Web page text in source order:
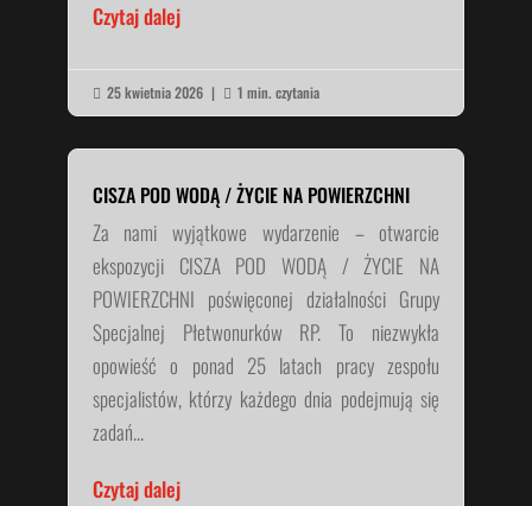
Czytaj dalej
 25 kwietnia 2026 |  1 min. czytania
CISZA POD WODĄ / ŻYCIE NA POWIERZCHNI
Za nami wyjątkowe wydarzenie – otwarcie
ekspozycji CISZA POD WODĄ / ŻYCIE NA
POWIERZCHNI poświęconej działalności Grupy
Specjalnej Płetwonurków RP. To niezwykła
opowieść o ponad 25 latach pracy zespołu
specjalistów, którzy każdego dnia podejmują się
zadań...
Czytaj dalej